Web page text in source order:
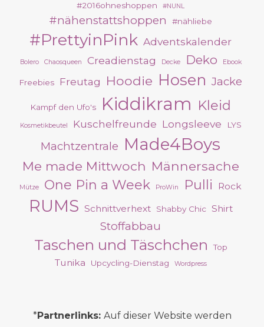
#2016ohneshoppen #NUNL
#nähenstattshoppen #nähliebe
#PrettyinPink Adventskalender
Bolero Chaosqueen Creadienstag Decke Deko Ebook
Freebies Freutag Hoodie Hosen Jacke
Kampf den Ufo's Kiddikram Kleid
Kosmetikbeutel Kuschelfreunde Longsleeve LYS
Machtzentrale Made4Boys
Me made Mittwoch Männersache
Mütze One Pin a Week ProWin Pulli Rock
RUMS Schnittverhext Shabby Chic Shirt
Stoffabbau
Taschen und Täschchen Top
Tunika Upcycling-Dienstag Wordpress
*Partnerlinks: Auf dieser Website werden